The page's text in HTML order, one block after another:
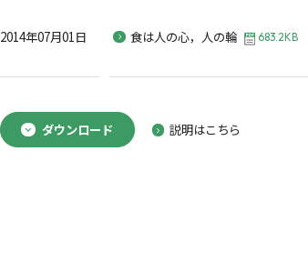
2014年07月01日 食は人の心，人の輪 683.2KB
ダウンロード 説明はこちら